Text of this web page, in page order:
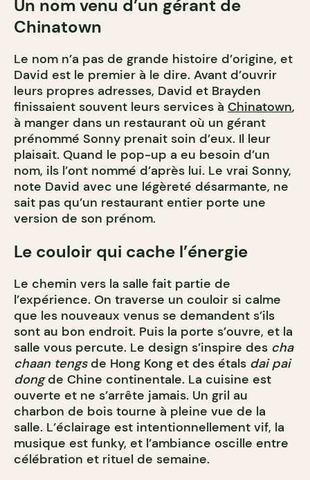
Un nom venu d’un gérant de
Chinatown
Le nom n’a pas de grande histoire d’origine, et
David est le premier à le dire. Avant d’ouvrir
leurs propres adresses, David et Brayden
finissaient souvent leurs services à Chinatown,
à manger dans un restaurant où un gérant
prénommé Sonny prenait soin d’eux. Il leur
plaisait. Quand le pop-up a eu besoin d’un
nom, ils l’ont nommé d’après lui. Le vrai Sonny,
note David avec une légèreté désarmante, ne
sait pas qu’un restaurant entier porte une
version de son prénom.
Le couloir qui cache l’énergie
Le chemin vers la salle fait partie de
l’expérience. On traverse un couloir si calme
que les nouveaux venus se demandent s’ils
sont au bon endroit. Puis la porte s’ouvre, et la
salle vous percute. Le design s’inspire des cha
chaan tengsde Hong Kong et des étals dai pai
dongde Chine continentale. La cuisine est
ouverte et ne s’arrête jamais. Un gril au
charbon de bois tourne à pleine vue de la
salle. L’éclairage est intentionnellement vif, la
musique est funky, et l’ambiance oscille entre
célébration et rituel de semaine.